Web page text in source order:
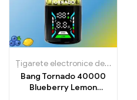
Țigarete electronice de unică folosință
Bang Tornado 40000
Blueberry Lemon